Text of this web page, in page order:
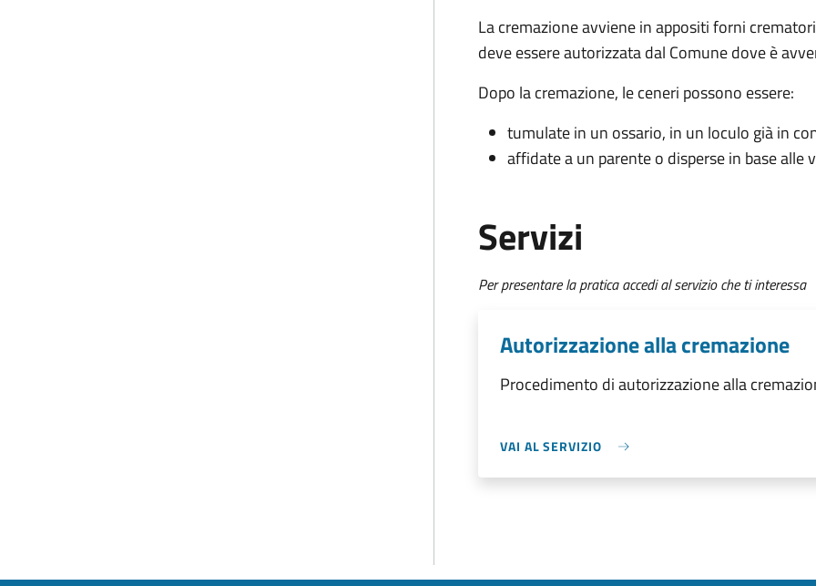
La cremazione avviene in appositi forni
deve essere autorizzata dal Comune dove è
Dopo la cremazione, le ceneri possono essere:
tumulate in un ossario, in un loculo già in
affidate a un parente o disperse in base alle
Servizi
Per presentare la pratica accedi al servizio che ti interessa
Autorizzazione alla cremazione
Procedimento di autorizzazione alla
VAI AL SERVIZIO